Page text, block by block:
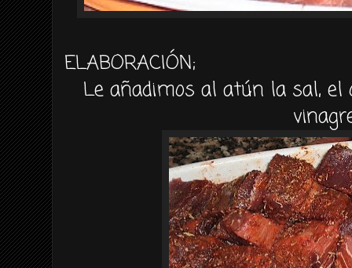
ELABORACIÓN;
Le añadimos al atún la sal, el